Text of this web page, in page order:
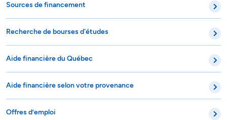
Sources de financement
Recherche de bourses d'études
Aide financière du Québec
Aide financière selon votre provenance
Offres d’emploi